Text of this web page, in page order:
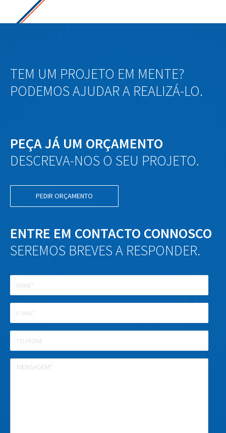
TEM UM PROJETO EM MENTE?
PODEMOS AJUDAR A REALIZÁ-LO.
PEÇA JÁ UM ORÇAMENTO
DESCREVA-NOS O SEU PROJETO.
PEDIR ORÇAMENTO
ENTRE EM CONTACTO CONNOSCO
SEREMOS BREVES A RESPONDER.
mail
Mensagem